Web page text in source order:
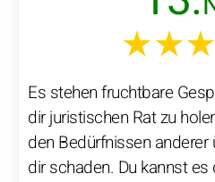
Es stehen fruchtbare
dir juristischen Rat zu
den Bedürfnissen
dir schaden. Du kannst es